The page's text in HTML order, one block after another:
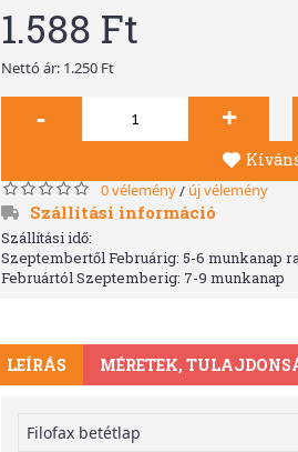
1.588 Ft
Nettó ár: 1.250 Ft
- +
0 vélemény/ új vélemény
Szállítási információ
Szállítási idő:
Szeptembertől Februárig: 5-6 munkanap
Februártól Szeptemberig: 7-9 munkanap
LEÍRÁS MÉRETEK,
Filofax betétlap